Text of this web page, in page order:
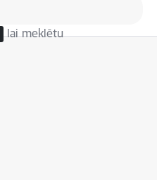
lai meklētu